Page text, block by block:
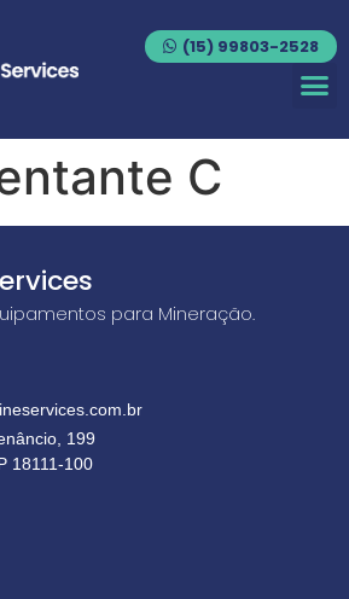
(15) 99803-2528
C
para Mineração.
199
18111-100